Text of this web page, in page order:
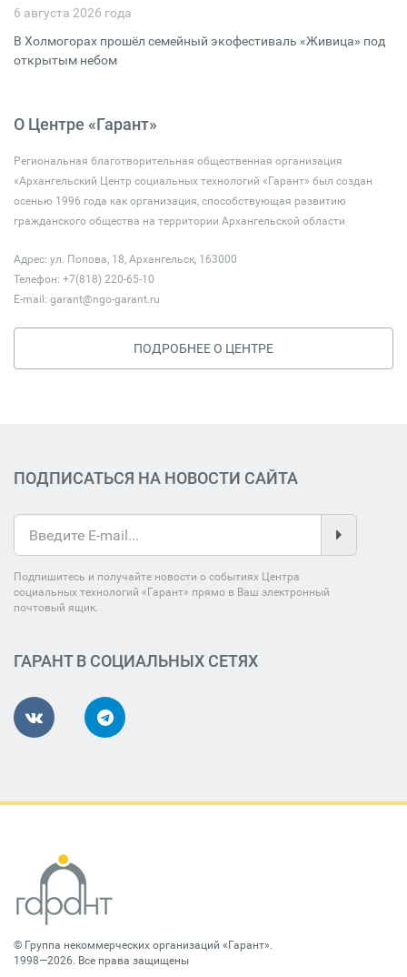
6 августа 2026 года
В Холмогорах прошёл семейный экофестиваль «Живица» под
открытым небом
О Центре «Гарант»
Региональная благотворительная общественная организация
«Архангельский Центр социальных технологий «Гарант» был создан
осенью 1996 года как организация, способствующая развитию
гражданского общества на территории Архангельской области
Адрес: ул. Попова, 18, Архангельск, 163000
Телефон: +7(818) 220-65-10
E-mail: garant@ngo-garant.ru
ПОДРОБНЕЕ О ЦЕНТРЕ
ПОДПИСАТЬСЯ НА НОВОСТИ САЙТА
Подпишитесь и получайте новости о событиях Центра
социальных технологий «Гарант» прямо в Ваш электронный
почтовый ящик.
ГАРАНТ В СОЦИАЛЬНЫХ СЕТЯХ
© Группа некоммерческих организаций «Гарант».
1998—2026. Все права защищены